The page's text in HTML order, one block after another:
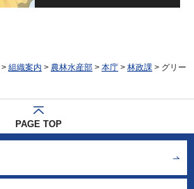
> 組織案内 > 農林水産部 > 本庁 > 林政課 > グリー
PAGE TOP